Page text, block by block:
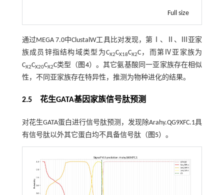
Full size
通过MEGA 7.0中ClustalW工具比对发现，第Ⅰ、Ⅱ、Ⅲ亚家
族成员锌指结构域类型为CX2CX18CX2C，而第Ⅳ亚家族为
CX2CX20CX2C类型（ 图4）。其它氨基酸同一亚家族存在相似
性，不同亚家族存在特异性，推测为物种进化的结果。
2.5 花生GATA基因家族信号肽预测
对花生GATA蛋白进行信号肽预测，发现除Arahy.QG9XFC.1具
有信号肽以外其它蛋白均不具备信号肽（ 图5）。